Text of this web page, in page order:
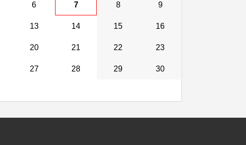
6 7 8 9
13 14 15 16
20 21 22 23
27 28 29 30